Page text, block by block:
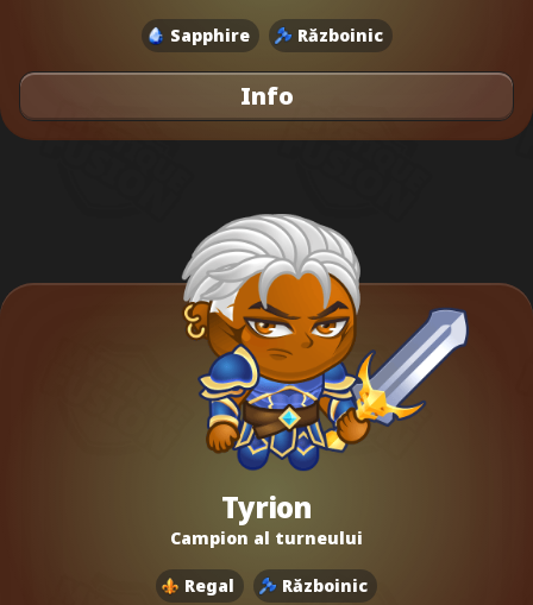
Sapphire Războinic
Info
Tyrion
Campion al turneului
Regal Războinic